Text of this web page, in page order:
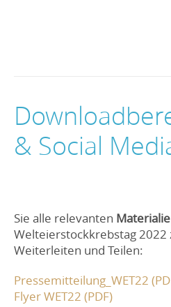
& Social
Sie alle relevanten
Welteierstockkrebstag 2022
Weiterleiten und Teilen:
Pressemitteilung_WET22
Flyer WET22 (PDF)